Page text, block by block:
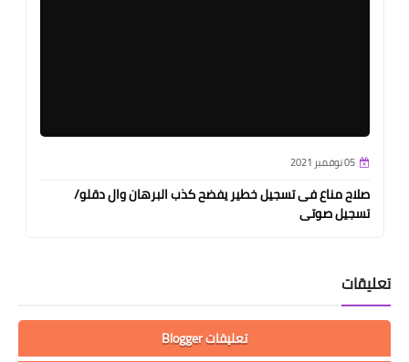
05 نوفمبر 2021
صلاح مناع فى تسجيل خطير يفضح كذب البرهان وال دقلو/
تسجيل صوتى
تعليقات
تعليقات Blogger